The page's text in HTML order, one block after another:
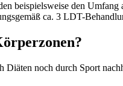
beispielsweise den
ca. 3 LDT-
noch durch Sport